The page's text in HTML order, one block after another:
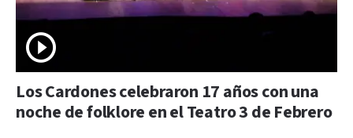
Los Cardones celebraron 17 años con una
noche de folklore en el Teatro 3 de Febrero